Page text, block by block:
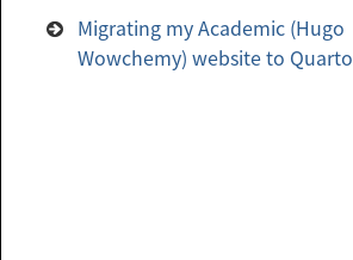
Migrating my Academic (Hugo
Wowchemy) website to Quarto